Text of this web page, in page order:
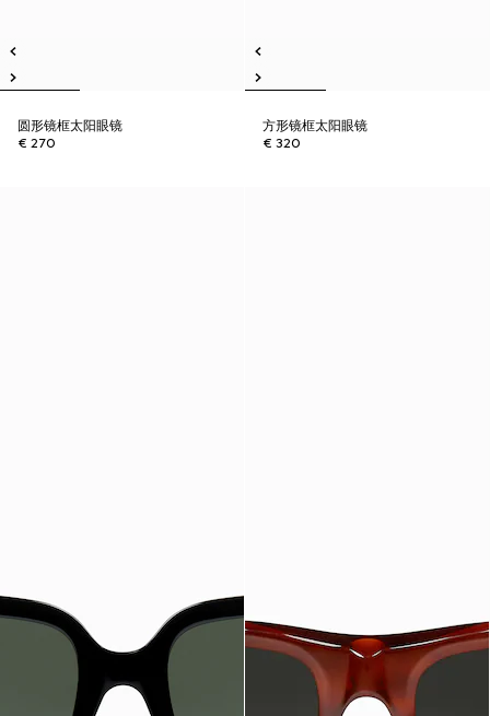
圆形镜框太阳眼镜
€ 270
方形镜框太阳眼镜
€ 320